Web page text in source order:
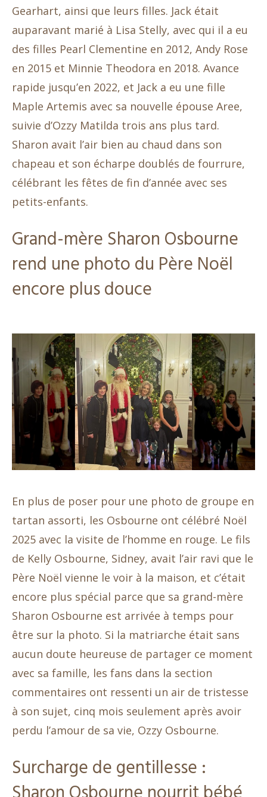
Gearhart, ainsi que leurs filles. Jack était
auparavant marié à Lisa Stelly, avec qui il a eu
des filles Pearl Clementine en 2012, Andy Rose
en 2015 et Minnie Theodora en 2018. Avance
rapide jusqu’en 2022, et Jack a eu une fille
Maple Artemis avec sa nouvelle épouse Aree,
suivie d’Ozzy Matilda trois ans plus tard.
Sharon avait l’air bien au chaud dans son
chapeau et son écharpe doublés de fourrure,
célébrant les fêtes de fin d’année avec ses
petits-enfants.
Grand-mère Sharon Osbourne
rend une photo du Père Noël
encore plus douce
En plus de poser pour une photo de groupe en
tartan assorti, les Osbourne ont célébré Noël
2025 avec la visite de l’homme en rouge. Le fils
de Kelly Osbourne, Sidney, avait l’air ravi que le
Père Noël vienne le voir à la maison, et c’était
encore plus spécial parce que sa grand-mère
Sharon Osbourne est arrivée à temps pour
être sur la photo. Si la matriarche était sans
aucun doute heureuse de partager ce moment
avec sa famille, les fans dans la section
commentaires ont ressenti un air de tristesse
à son sujet, cinq mois seulement après avoir
perdu l’amour de sa vie, Ozzy Osbourne.
Surcharge de gentillesse :